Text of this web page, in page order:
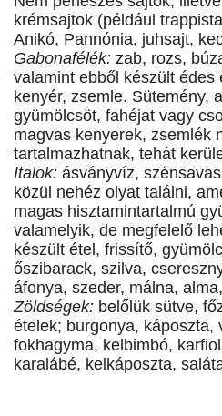
krémsajtok (például
Anikó, Pannónia, juhsajt,
Gabonafélék: zab, rozs,
valamint ebből készült édes
kenyér, zsemle. Sütemény,
gyümölcsöt, fahéjat vagy
magvas kenyerek, zsemlék
tartalmazhatnak, tehát
Italok: ásványvíz,
közül nehéz olyat találni,
magas hisztamintartalmú
valamelyik, de megfelelő
készült étel, frissítő,
őszibarack, szilva,
áfonya, szeder, málna,
Zöldségek: belőlük sütve,
ételek; burgonya, káposzta,
fokhagyma, kelbimbó,
karalábé, kelkáposzta,